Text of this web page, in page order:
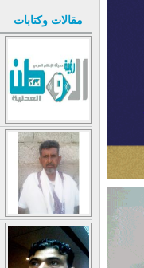
مقالات وكتابات